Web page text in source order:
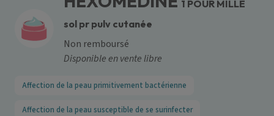
1 POUR MILLE
sol pr pulv cutanée
Non remboursé
Disponible en vente libre
Affection de la peau primitivement bactérienne
Affection de la peau susceptible de se surinfecter